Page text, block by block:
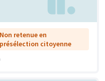
Non retenue en
présélection citoyenne